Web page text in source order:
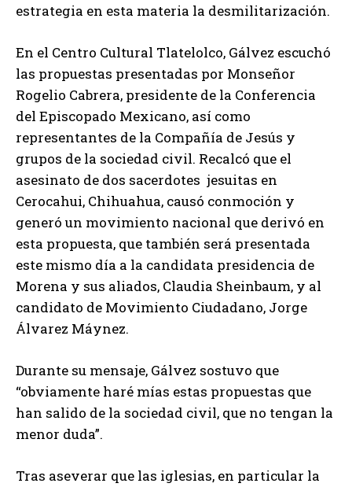
estrategia en esta materia la desmilitarización.
En el Centro Cultural Tlatelolco, Gálvez escuchó
las propuestas presentadas por Monseñor
Rogelio Cabrera, presidente de la Conferencia
del Episcopado Mexicano, así como
representantes de la Compañía de Jesús y
grupos de la sociedad civil. Recalcó que el
asesinato de dos sacerdotes jesuitas en
Cerocahui, Chihuahua, causó conmoción y
generó un movimiento nacional que derivó en
esta propuesta, que también será presentada
este mismo día a la candidata presidencia de
Morena y sus aliados, Claudia Sheinbaum, y al
candidato de Movimiento Ciudadano, Jorge
Álvarez Máynez.
Durante su mensaje, Gálvez sostuvo que
“obviamente haré mías estas propuestas que
han salido de la sociedad civil, que no tengan la
menor duda”.
Tras aseverar que las iglesias, en particular la